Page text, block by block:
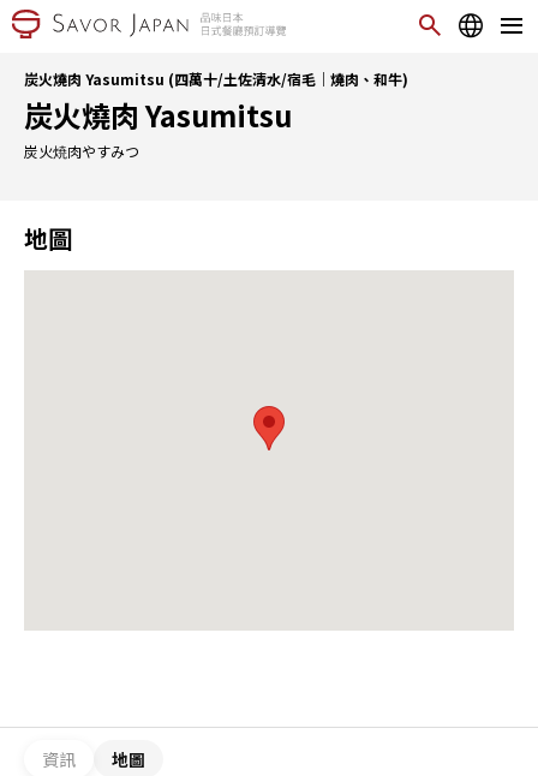
炭火燒肉 Yasumitsu (四萬十/土佐清水/宿毛｜燒肉、和牛)
炭火燒肉 Yasumitsu
炭火焼肉やすみつ
地圖
資訊 地圖